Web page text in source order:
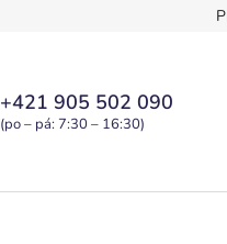
+421 905 502 090
(po – pá: 7:30 – 16:30)